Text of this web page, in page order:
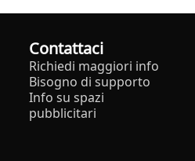
Contattaci
Richiedi maggiori info
Bisogno di supporto
Info su spazi
pubblicitari